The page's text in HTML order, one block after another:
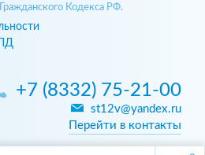
Кодекса РФ.
+7 (8332) 75-21-00
st12v@yandex.ru
Перейти в контакты